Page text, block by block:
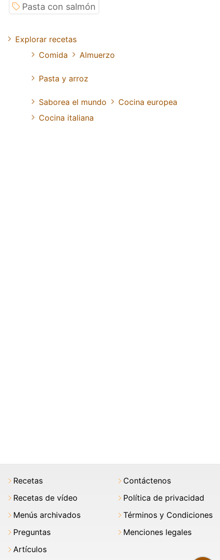
Pasta con salmón
Explorar recetas
Comida
Almuerzo
Pasta y arroz
Saborea el mundo
Cocina europea
Cocina italiana
Recetas
Recetas de vídeo
Menús archivados
Preguntas
Artículos
Contáctenos
Política de privacidad
Términos y Condiciones
Menciones legales